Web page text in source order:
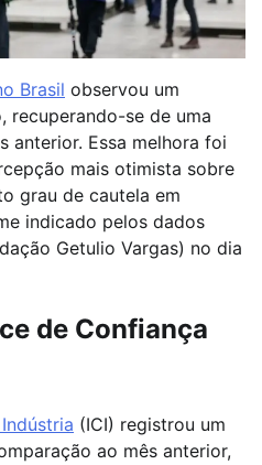
Brasil observou um
recuperando-se de uma
anterior. Essa melhora foi
mais otimista sobre
grau de cautela em
indicado pelos dados
Getulio Vargas) no dia
de Confiança
(ICI) registrou um
ao mês anterior,